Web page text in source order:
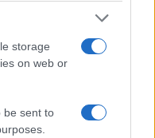
storage
on web or
be sent to